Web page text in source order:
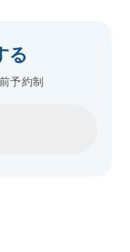
る
予約制